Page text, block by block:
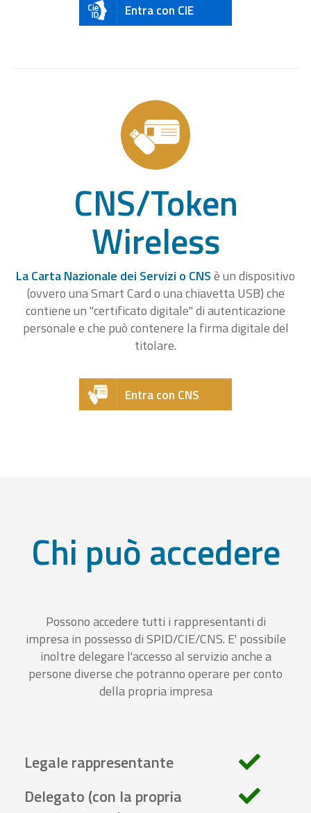
Entra con CIE
CNS/Token
Wireless
La Carta Nazionale dei Servizi o CNSè un dispositivo
(ovvero una Smart Card o una chiavetta USB) che
contiene un "certificato digitale" di autenticazione
personale e che può contenere la firma digitale del
titolare.
Entra con CNS
Chi può accedere
Possono accedere tutti i rappresentanti di
impresa in possesso di SPID/CIE/CNS. E' possibile
inoltre delegare l'accesso al servizio anche a
persone diverse che potranno operare per conto
della propria impresa
Legale rappresentante
Delegato (con la propria